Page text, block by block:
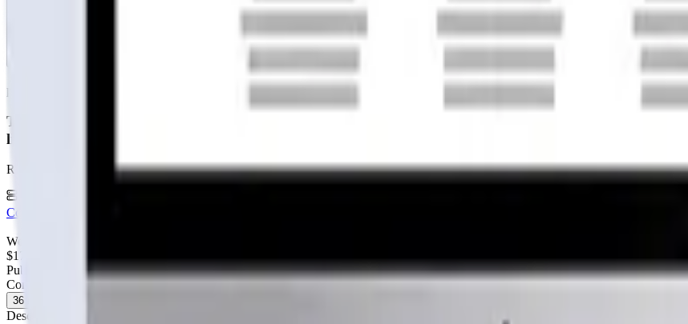
publicidad
Tu página web
lista hoy
Rápida, profesional, con la misma tecnología base que corre Netflix y TikTok.
Cotiza tu página web
WebAgen.cl
$179.900
Publicidad de SoloPrefabricadas
Configuración
36
Descripción